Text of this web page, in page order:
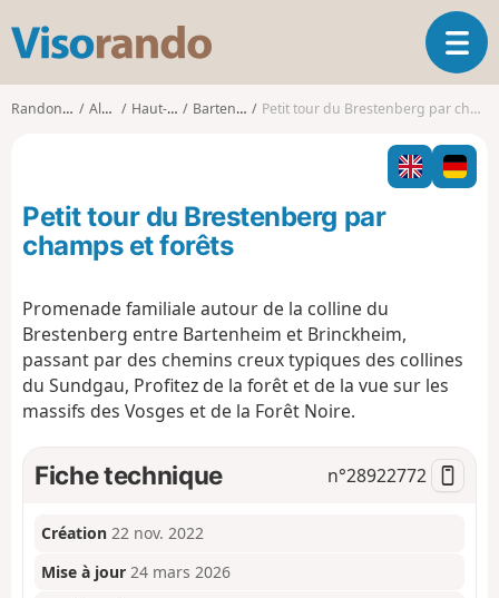
s
o
o
O
u
v
i
r
l
a
n
Randonnées Alsace Haut-Rhin Bartenheim Petit tour du Brestenberg par champs et forêts
Petit tour du Brestenberg par
champs et forêts
Promenade familiale autour de la colline du
Brestenberg entre Bartenheim et Brinckheim,
passant par des chemins creux typiques des collines
du Sundgau, Profitez de la forêt et de la vue sur les
massifs des Vosges et de la Forêt Noire.
Fiche technique n°28922772
Création 22 nov. 2022
Mise à jour 24 mars 2026